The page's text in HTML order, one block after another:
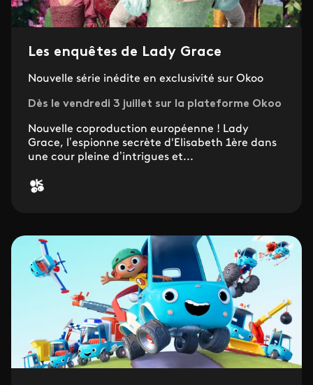
Les enquêtes de Lady Grace
Nouvelle série inédite en exclusivité sur Okoo
Dès le vendredi 3 juillet sur la plateforme Okoo
Nouvelle coproduction européenne ! Lady
Grace, l’espionne secrète d'Elisabeth 1ère dans
une cour pleine d’intrigues et...